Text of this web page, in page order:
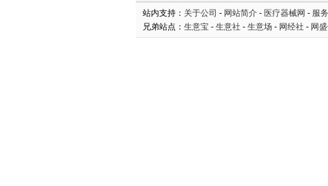
站内支持： 关于公司 - 网站简介 - 医疗器械网 - 服
兄弟站点： 生意宝 - 生意社 - 生意场 - 网经社 - 网